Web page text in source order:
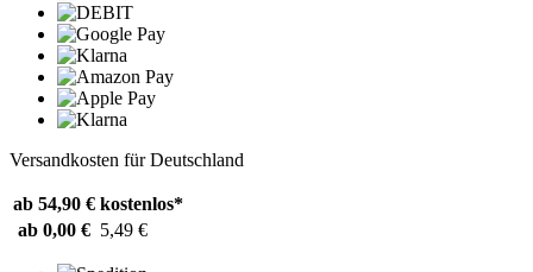
Versandkosten für Deutschland
ab 54,90 € kostenlos*
ab 0,00 € 5,49 €